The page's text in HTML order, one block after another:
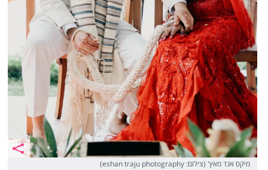
מיקס אנד מאץ' (צילום: eshan traju photography)